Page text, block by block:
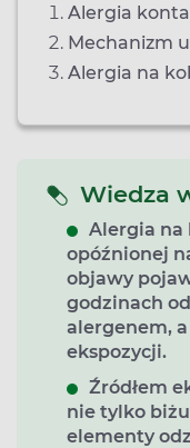
Alergia
Mechanizm
Alergia na
Wiedza
Alergia na
opóźnionej
objawy
godzinach
alergenem,
ekspozycji.
Źródłem
nie tylko
elementy